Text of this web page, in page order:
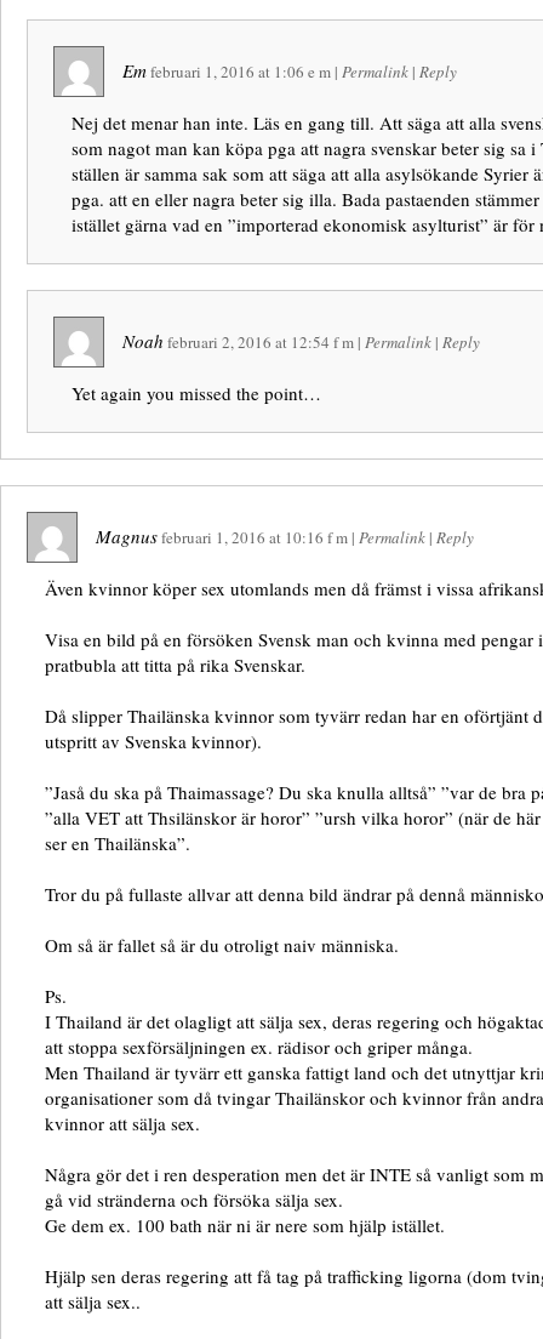
Emfebruari 1, 2016 at 1:06 e m | Permalink | Reply
Nej det menar han inte. Läs en gang till. Att säga att alla
som nagot man kan köpa pga att nagra svenskar beter sig sa
ställen är samma sak som att säga att alla asylsökande Syrier
pga. att en eller nagra beter sig illa. Bada pastaenden
istället gärna vad en ”importerad ekonomisk asylturist” är för
Noah februari 2, 2016 at 12:54 f m | Permalink | Reply
Yet again you missed the point…
Magnusfebruari 1, 2016 at 10:16 f m | Permalink | Reply
Även kvinnor köper sex utomlands men då främst i vissa
Visa en bild på en försöken Svensk man och kvinna med pengar
pratbubla att titta på rika Svenskar.
Då slipper Thailänska kvinnor som tyvärr redan har en oförtjänt
utspritt av Svenska kvinnor).
”Jaså du ska på Thaimassage? Du ska knulla alltså” ”var de bra
”alla VET att Thsilänskor är horor” ”ursh vilka horor” (när de
ser en Thailänska”.
Tror du på fullaste allvar att denna bild ändrar på dennå
Om så är fallet så är du otroligt naiv människa.
Ps.
I Thailand är det olagligt att sälja sex, deras regering och
att stoppa sexförsäljningen ex. rädisor och griper många.
Men Thailand är tyvärr ett ganska fattigt land och det utnyttjar
organisationer som då tvingar Thailänskor och kvinnor från
kvinnor att sälja sex.
Några gör det i ren desperation men det är INTE så vanligt som
gå vid stränderna och försöka sälja sex.
Ge dem ex. 100 bath när ni är nere som hjälp istället.
Hjälp sen deras regering att få tag på trafficking ligorna (dom
att sälja sex..